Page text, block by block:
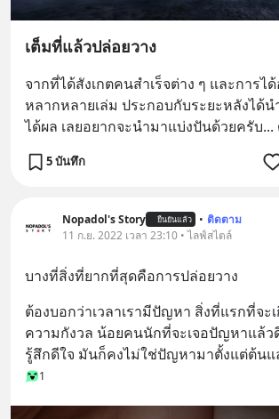
เต็มที่แล้วปล่อยวาง
จากที่ได้สังเกตคนสำเร็จต่าง ๆ และการไ
หลากหลายเล่ม ประกอบกับระยะหลังได้
ได้ผล เลยอยากจะนำมาแบ่งปันด้วยครับ...
5 บันทึก
Nopadol's Story ยืนยันแล้ว • ติดตาม
11 ก.ย. 2022 เวลา 23:10 • ไลฟ์สไตล์
บางที่สิ่งที่ยากที่สุดคือการปล่อยวาง
ต้องบอกว่าเวลาเรามีปัญหา สิ่งที่แรกที่จะ
ความกังวล น้อยคนนักที่จะเจอปัญหาแล้ว
รู้สึกดีใจ มันก็คงไม่ใช่ปัญหามาตั้งแต่ต้นแ
1